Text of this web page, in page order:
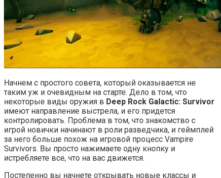
Начнем с простого совета, который оказывается не
таким уж и очевидным на старте. Дело в том, что
некоторые виды оружия в Deep Rock Galactic: Survivor
имеют направление выстрела, и его придется
контролировать. Проблема в том, что знакомство с
игрой новички начинают в роли разведчика, и геймплей
за него больше похож на игровой процесс Vampire
Survivors. Вы просто нажимаете одну кнопку и
истребляете все, что на вас движется.
Постепенно вы начнете открывать новые классы и